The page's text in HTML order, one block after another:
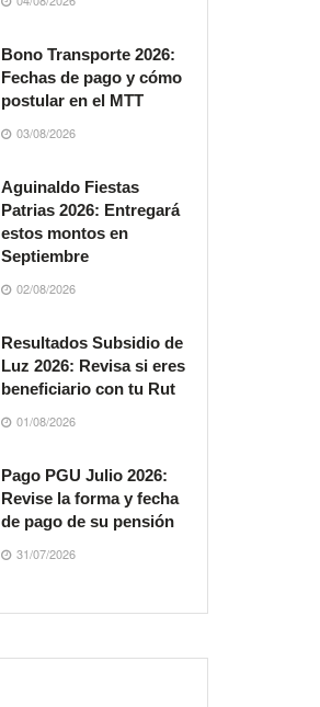
Bono Transporte 2026:
Fechas de pago y cómo
postular en el MTT
03/08/2026
Aguinaldo Fiestas
Patrias 2026: Entregará
estos montos en
Septiembre
02/08/2026
Resultados Subsidio de
Luz 2026: Revisa si eres
beneficiario con tu Rut
01/08/2026
Pago PGU Julio 2026:
Revise la forma y fecha
de pago de su pensión
31/07/2026